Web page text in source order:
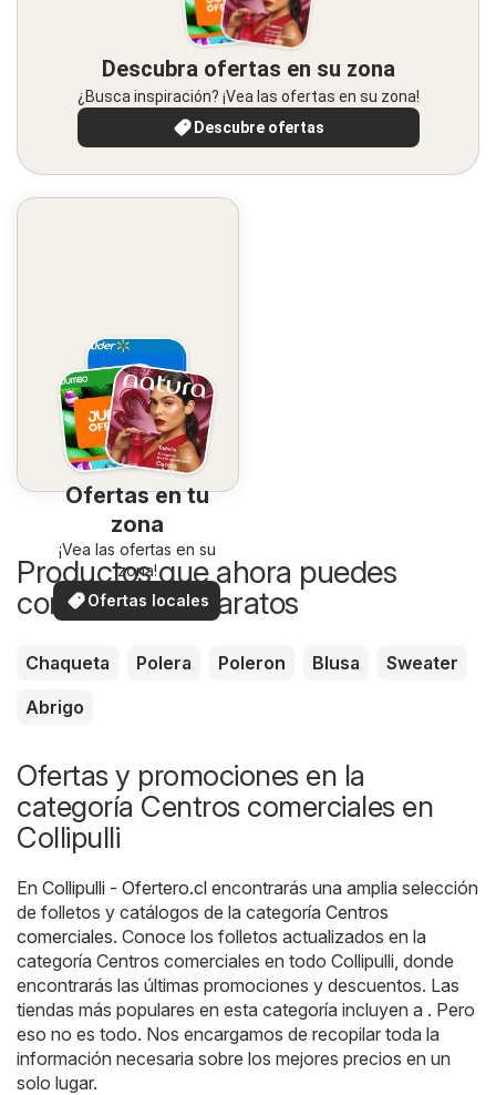
Descubra ofertas en su zona
¿Busca inspiración? ¡Vea las ofertas en su zona!
Descubre ofertas
Ofertas en tu
zona
¡Vea las ofertas en su
zona!
Ofertas locales
Productos que ahora puedes
comprar más baratos
Chaqueta Polera Poleron Blusa
Sweater
Abrigo
Ofertas y promociones en la
categoría Centros comerciales en
Collipulli
En Collipulli - Ofertero.cl encontrarás una amplia selección
de folletos y catálogos de la categoría Centros
comerciales. Conoce los folletos actualizados en la
categoría Centros comerciales en todo Collipulli, donde
encontrarás las últimas promociones y descuentos. Las
tiendas más populares en esta categoría incluyen a . Pero
eso no es todo. Nos encargamos de recopilar toda la
información necesaria sobre los mejores precios en un
solo lugar.